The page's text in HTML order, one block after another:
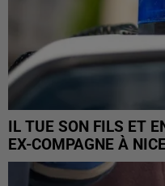
IL TUE SON FILS ET
EX-COMPAGNE À